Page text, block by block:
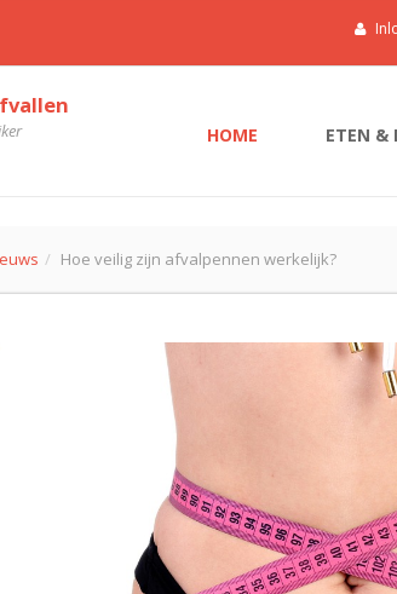
HOME ETEN &
Hoe veilig zijn afvalpennen werkelijk?